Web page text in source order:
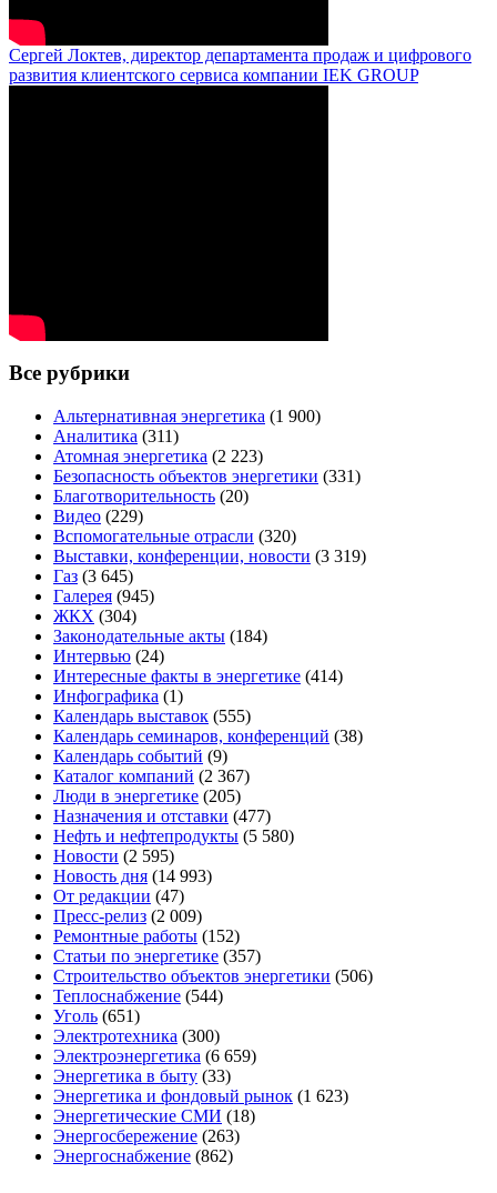
Сергей Локтев, директор департамента продаж и цифрового
развития клиентского сервиса компании IEK GROUP
Все рубрики
Альтернативная энергетика (1 900)
Аналитика (311)
Атомная энергетика (2 223)
Безопасность объектов энергетики (331)
Благотворительность (20)
Видео (229)
Вспомогательные отрасли (320)
Выставки, конференции, новости (3 319)
Газ (3 645)
Галерея (945)
ЖКХ (304)
Законодательные акты (184)
Интервью (24)
Интересные факты в энергетике (414)
Инфографика (1)
Календарь выставок (555)
Календарь семинаров, конференций (38)
Календарь событий (9)
Каталог компаний (2 367)
Люди в энергетике (205)
Назначения и отставки (477)
Нефть и нефтепродукты (5 580)
Новости (2 595)
Новость дня (14 993)
От редакции (47)
Пресс-релиз (2 009)
Ремонтные работы (152)
Статьи по энергетике (357)
Строительство объектов энергетики (506)
Теплоснабжение (544)
Уголь (651)
Электротехника (300)
Электроэнергетика (6 659)
Энергетика в быту (33)
Энергетика и фондовый рынок (1 623)
Энергетические СМИ (18)
Энергосбережение (263)
Энергоснабжение (862)